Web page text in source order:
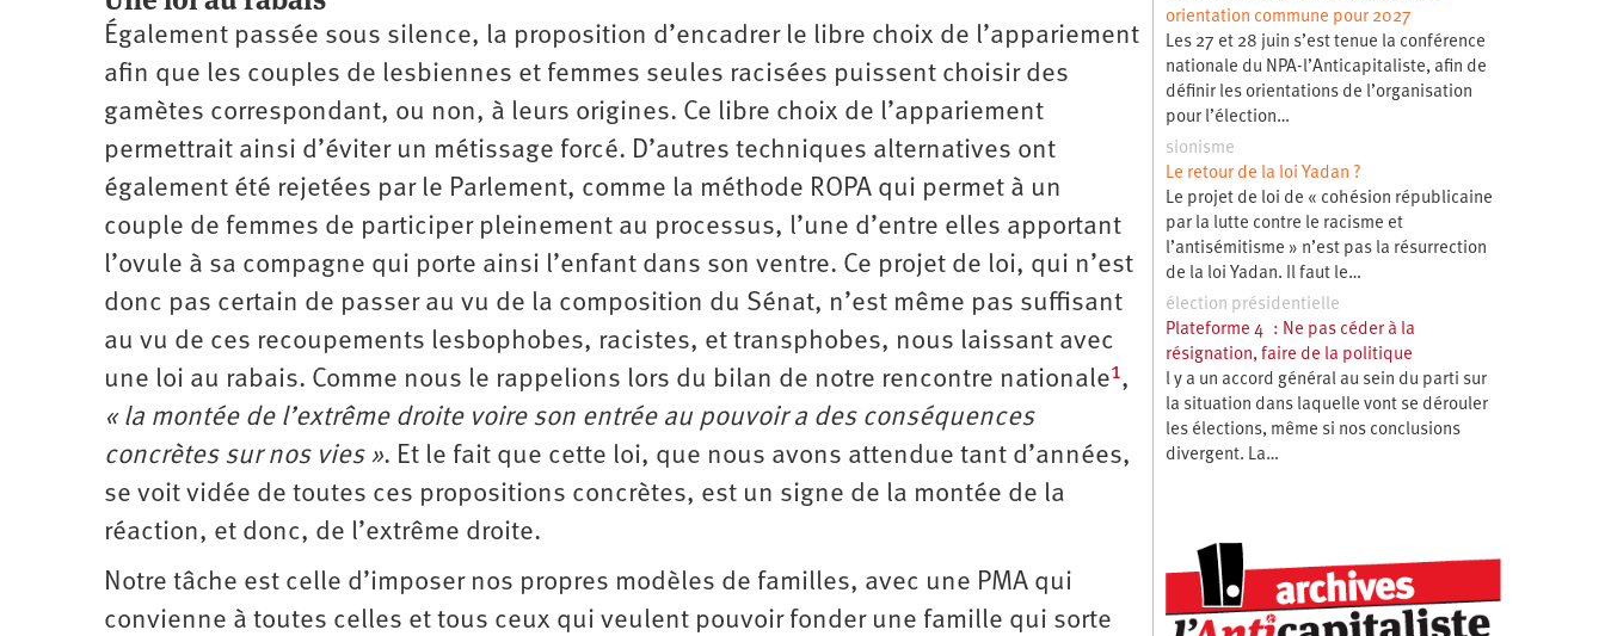
Également passée sous silence, la proposition d’encadrer le libre choix de l’appariement
afin que les couples de lesbiennes et femmes seules racisées puissent choisir des
gamètes correspondant, ou non, à leurs origines. Ce libre choix de l’appariement
permettrait ainsi d’éviter un métissage forcé. D’autres techniques alternatives ont
également été rejetées par le Parlement, comme la méthode ROPA qui permet à un
couple de femmes de participer pleinement au processus, l’une d’entre elles apportant
l’ovule à sa compagne qui porte ainsi l’enfant dans son ventre. Ce projet de loi, qui n’est
donc pas certain de passer au vu de la composition du Sénat, n’est même pas suffisant
au vu de ces recoupements lesbophobes, racistes, et transphobes, nous laissant avec
une loi au rabais. Comme nous le rappelions lors du bilan de notre rencontre nationale1,
« la montée de l’extrême droite voire son entrée au pouvoir a des conséquences
concrètes sur nos vies ». Et le fait que cette loi, que nous avons attendue tant d’années,
se voit vidée de toutes ces propositions concrètes, est un signe de la montée de la
réaction, et donc, de l’extrême droite.
Notre tâche est celle d’imposer nos propres modèles de familles, avec une PMA qui
convienne à toutes celles et tous ceux qui veulent pouvoir fonder une famille qui sorte
orientation commune pour 2027
Les 27 et 28 juin s’est tenue la conférence
nationale du NPA-l’Anticapitaliste, afin de
définir les orientations de l’organisation
pour l’élection…
sionisme
Le retour de la loi Yadan ?
Le projet de loi de « cohésion républicaine
par la lutte contre le racisme et
l’antisémitisme » n’est pas la résurrection
de la loi Yadan. Il faut le…
élection présidentielle
Plateforme 4 : Ne pas céder à la
résignation, faire de la politique
l y a un accord général au sein du parti sur
la situation dans laquelle vont se dérouler
les élections, même si nos conclusions
divergent. La…